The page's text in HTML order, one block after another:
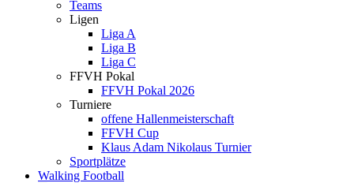
Teams
Ligen
Liga A
Liga B
Liga C
FFVH Pokal
FFVH Pokal 2026
Turniere
offene Hallenmeisterschaft
FFVH Cup
Klaus Adam Nikolaus Turnier
Sportplätze
Walking Football